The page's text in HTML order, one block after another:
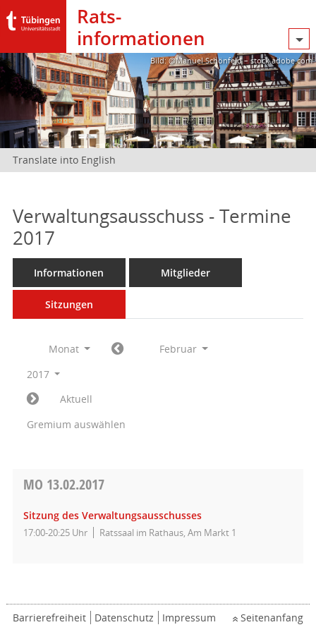
Rats­
informationen
Bild: @Manuel Schönfeld – stock.adobe.com
Translate into English
Verwaltungsausschuss - Termine
2017
Informationen Mitglieder
Sitzungen
Monat
Februar
2017
Aktuell
Gremium auswählen
MO 13.02.2017
Sitzung des Verwaltungsausschusses
17:00-20:25 Uhr Ratssaal im Rathaus, Am Markt 1
Barrierefreiheit Datenschutz Impressum Seitenanfang